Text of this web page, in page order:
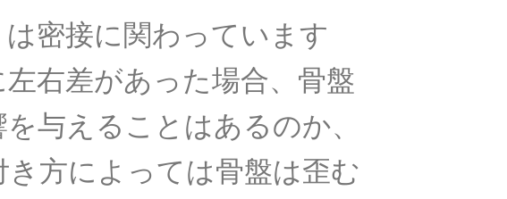
密接に関わっています
右差があった場合、 骨盤
与えることはあるのか、
き方によっては骨盤は歪む